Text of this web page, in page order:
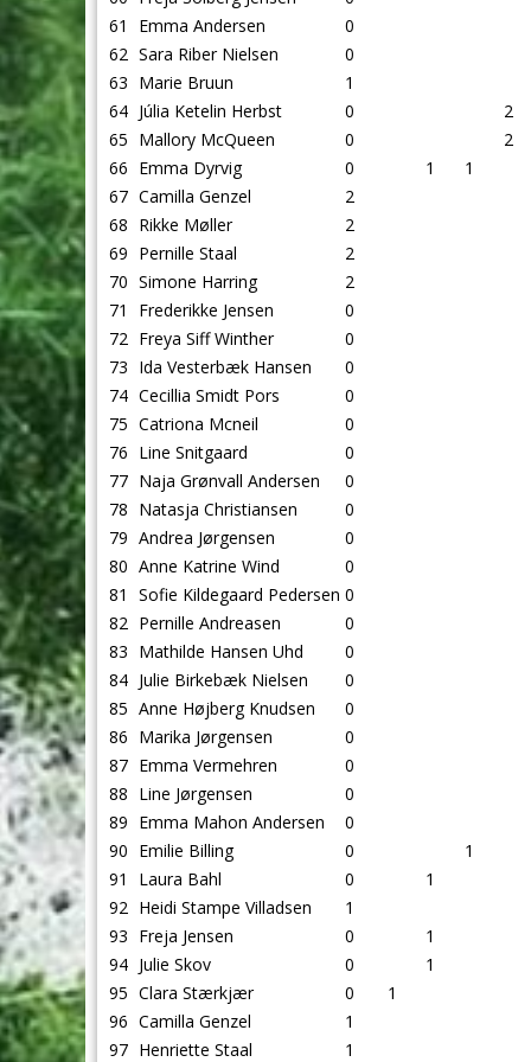
61
Emma Andersen 0
62 Sara Riber Nielsen 0
63 Marie Bruun 1
64 Júlia Ketelin Herbst 0 2
65 Mallory McQueen 0 2
66 Emma Dyrvig 0 1 1
67 Camilla Genzel 2
68 Rikke Møller 2
69 Pernille Staal 2
70 Simone Harring 2
71
Frederikke Jensen 0
72 Freya Siff Winther 0
73 Ida Vesterbæk Hansen 0
74 Cecillia Smidt Pors 0
75 Catriona Mcneil 0
76 Line Snitgaard 0
77 Naja Grønvall Andersen 0
78 Natasja Christiansen 0
79 Andrea Jørgensen 0
80 Anne Katrine Wind 0
81
Sofie Kildegaard Pedersen 0
82 Pernille Andreasen 0
83 Mathilde Hansen Uhd 0
84 Julie Birkebæk Nielsen 0
85 Anne Højberg Knudsen 0
86 Marika Jørgensen 0
87 Emma Vermehren 0
88 Line Jørgensen 0
89 Emma Mahon Andersen 0
90 Emilie Billing 0 1
91
Laura Bahl 0 1
92 Heidi Stampe Villadsen 1
93 Freja Jensen 0 1
94 Julie Skov 0 1
95 Clara Stærkjær 0 1
96 Camilla Genzel 1
97 Henriette Staal 1